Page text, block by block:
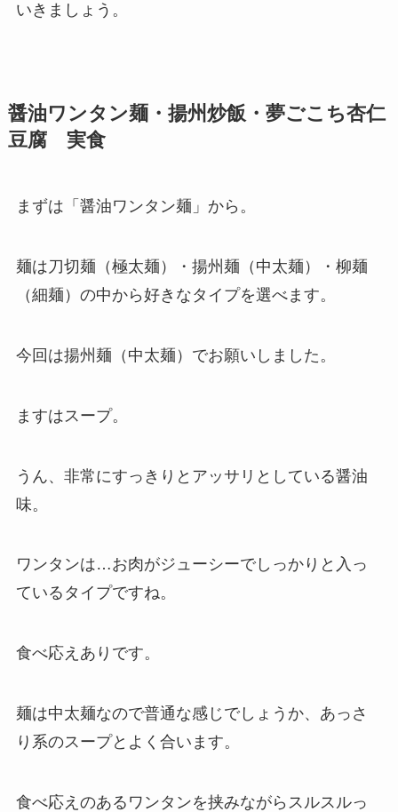
いきましょう。
醤油ワンタン麺・揚州炒飯・夢ごこち杏仁
豆腐 実食
まずは「醤油ワンタン麺」から。
麺は刀切麺（極太麺）・揚州麺（中太麺）・柳麺
（細麺）の中から好きなタイプを選べます。
今回は揚州麺（中太麺）でお願いしました。
ますはスープ。
うん、非常にすっきりとアッサリとしている醤油
味。
ワンタンは…お肉がジューシーでしっかりと入っ
ているタイプですね。
食べ応えありです。
麺は中太麺なので普通な感じでしょうか、あっさ
り系のスープとよく合います。
食べ応えのあるワンタンを挟みながらスルスルっ